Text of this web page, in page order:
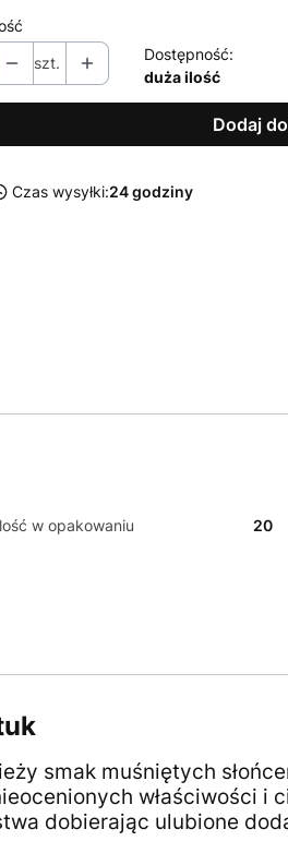
szt.
Dostępność:
duża ilość
Dodaj
Czas wysyłki:24 godziny
w opakowaniu 20
smak muśniętych
właściwości i
dobierając ulubione